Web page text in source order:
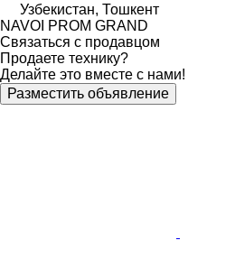
Узбекистан, Тошкент
NAVOI PROM GRAND
Связаться с продавцом
Продаете технику?
Делайте это вместе с нами!
Разместить объявление